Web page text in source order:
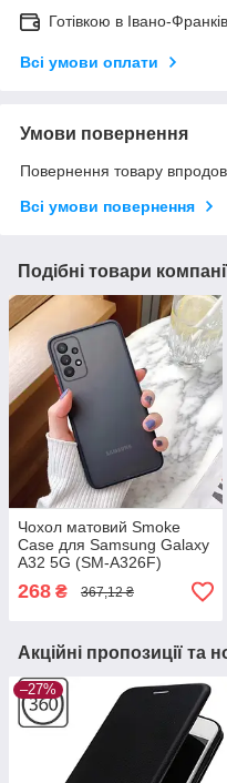
Готівкою в Івано-
Всі умови оплати
Умови повернення
Повернення товару
Всі умови повернення
Подібні товари
Чохол матовий Smoke
Case для Samsung Galaxy
A32 5G (SM-A326F)
268 ₴ 367,12 ₴
Акційні пропозиції та
–27%